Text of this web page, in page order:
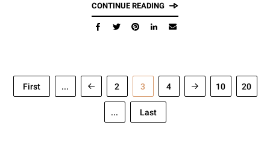
CONTINUE READING
First ... 2 3 4 10 20
... Last